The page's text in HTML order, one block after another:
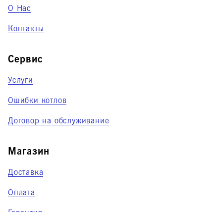
О Нас
Контакты
Сервис
Услуги
Ошибки котлов
Договор на обслуживание
Магазин
Доставка
Оплата